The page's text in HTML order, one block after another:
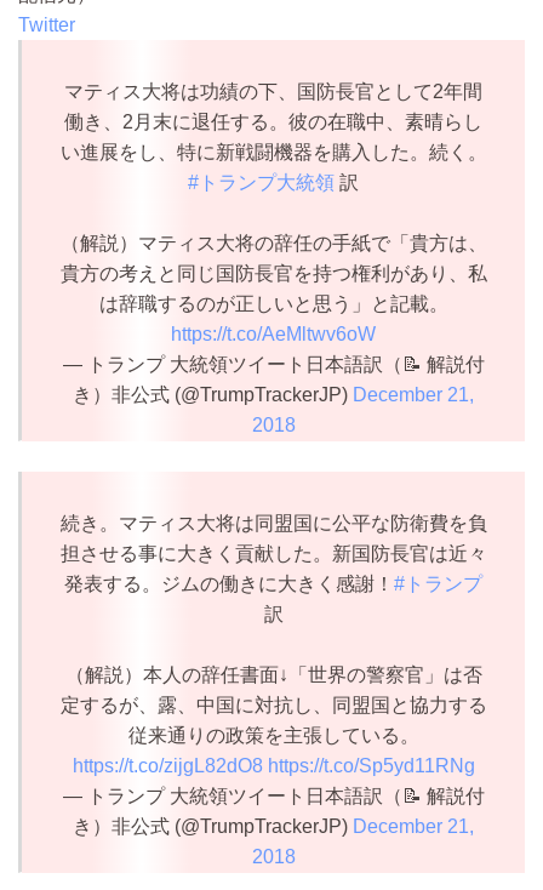
Twitter
マティス大将は功績の下、国防長官として2年間
働き、2月末に退任する。彼の在職中、素晴らし
い進展をし、特に新戦闘機器を購入した。続く。
#トランプ大統領 訳
（解説）マティス大将の辞任の手紙で「貴方は、
貴方の考えと同じ国防長官を持つ権利があり、私
は辞職するのが正しいと思う」と記載。
https://t.co/AeMltwv6oW
— トランプ 大統領ツイート日本語訳（📝 解説付
き）非公式 (@TrumpTrackerJP) December 21,
2018
続き。マティス大将は同盟国に公平な防衛費を負
担させる事に大きく貢献した。新国防長官は近々
発表する。ジムの働きに大きく感謝！ #トランプ
訳
（解説）本人の辞任書面↓「世界の警察官」は否
定するが、露、中国に対抗し、同盟国と協力する
従来通りの政策を主張している。
https://t.co/zijgL82dO8 https://t.co/Sp5yd11RNg
— トランプ 大統領ツイート日本語訳（📝 解説付
き）非公式 (@TrumpTrackerJP) December 21,
2018